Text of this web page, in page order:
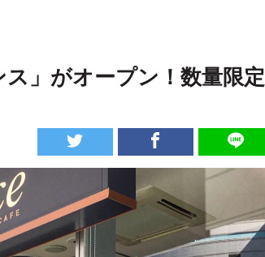
」がオープン！数量限定